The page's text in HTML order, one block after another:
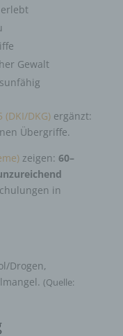
Gewalt
DKG)ergänzt:
Übergriffe.
zeigen: 60–
in
Drogen,
(Quelle: